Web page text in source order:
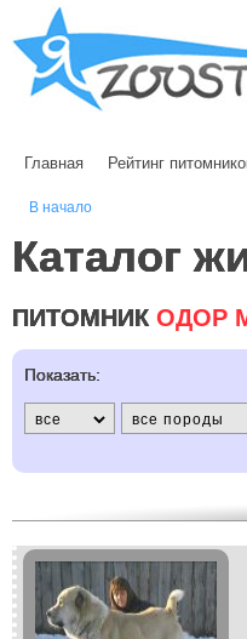
Главная Рейтинг
В начало
Каталог
ПИТОМНИК ОДОР
Показать: